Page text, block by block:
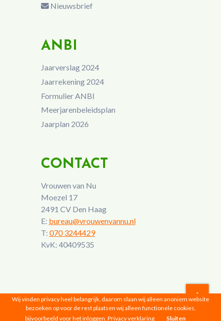
Nieuwsbrief
ANBI
Jaarverslag 2024
Jaarrekening 2024
Formulier ANBI
Meerjarenbeleidsplan
Jaarplan 2026
CONTACT
Vrouwen van Nu
Moezel 17
2491 CV Den Haag
E: bureau@vrouwenvannu.nl
T: 070 3244429
KvK: 40409535
Vrouwen van Nu © 2026 |Privacyverklaring
Wij vinden privacy heel belangrijk, daarom slaan wij alleen anoniem website
bezoeken op voor de rest plaatsen wij alleen functionele cookies,
bijvoorbeeld voor het inloggen. Privacy verklaring Sluiten